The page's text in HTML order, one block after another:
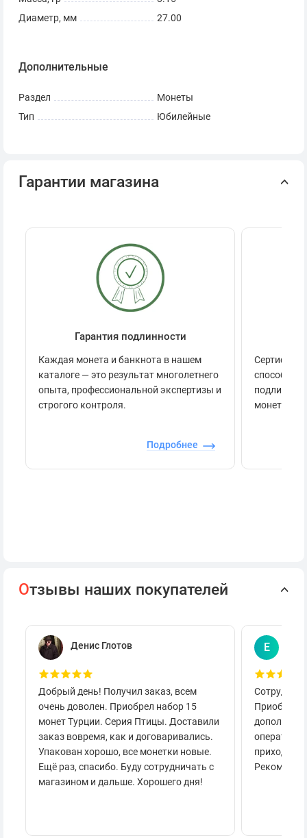
Диаметр, мм
27.00
Дополнительные
Раздел
Монеты
Тип
Юбилейные
Гарантии магазина
Гарантия подлинности
Каждая монета и банкнота в нашем
каталоге — это результат многолетнего
опыта, профессиональной экспертизы и
строгого контроля.
Подробнее
способов
монеты.
Отзывы наших покупателей
Денис Глотов
Добрый день! Получил заказ, всем
очень доволен. Приобрел набор 15
монет Турции. Серия Птицы. Доставили
заказ вовремя, как и договаривались.
Упакован хорошо, все монетки новые.
Ещё раз, спасибо. Буду сотрудничать с
магазином и дальше. Хорошего дня!
Е
приходило